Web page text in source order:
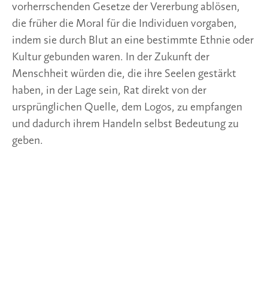
vorherrschenden Gesetze der Vererbung ablösen,
die früher die Moral für die Individuen vorgaben,
indem sie durch Blut an eine bestimmte Ethnie oder
Kultur gebunden waren. In der Zukunft der
Menschheit würden die, die ihre Seelen gestärkt
haben, in der Lage sein, Rat direkt von der
ursprünglichen Quelle, dem Logos, zu empfangen
und dadurch ihrem Handeln selbst Bedeutung zu
geben.